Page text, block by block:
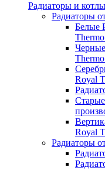
Радиаторы и
Радиаторы
Белые
Royal
Royal
Радиаторы